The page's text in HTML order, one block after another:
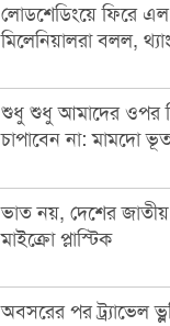
লোডশেডিংয়ে ফিরে এল
মিলেনিয়ালরা বলল,
শুধু শুধু আমাদের ওপর
চাপাবেন না: মামদো
ভাত নয়, দেশের জাতীয়
মাইক্রো প্লাস্টিক
অবসরের পর ট্র্যাভেল